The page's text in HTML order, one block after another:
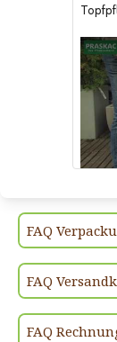
FAQ
FAQ
FAQ